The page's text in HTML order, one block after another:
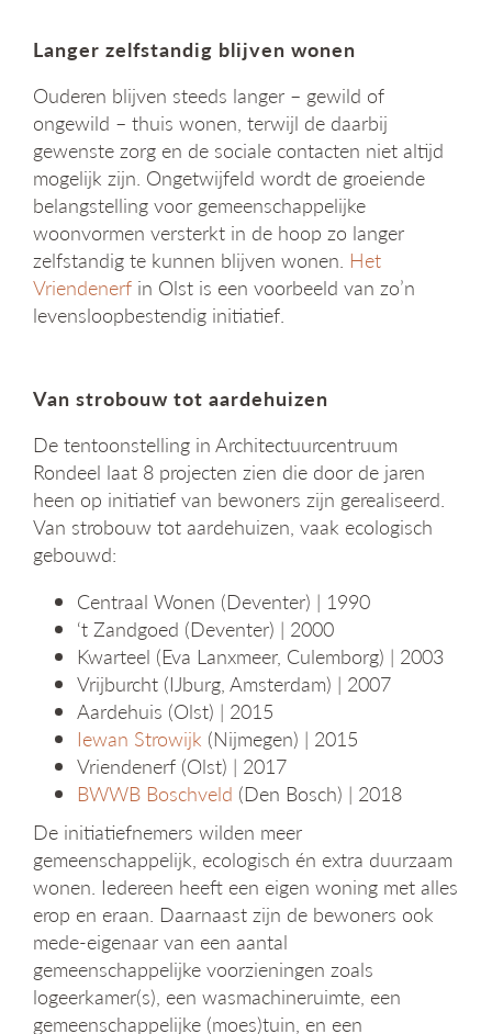
Langer zelfstandig blijven wonen
Ouderen blijven steeds langer – gewild of
ongewild – thuis wonen, terwijl de daarbij
gewenste zorg en de sociale contacten niet altijd
mogelijk zijn. Ongetwijfeld wordt de groeiende
belangstelling voor gemeenschappelijke
woonvormen versterkt in de hoop zo langer
zelfstandig te kunnen blijven wonen. Het
Vriendenerf in Olst is een voorbeeld van zo’n
levensloopbestendig initiatief.
Van strobouw tot aardehuizen
De tentoonstelling in Architectuurcentruum
Rondeel laat 8 projecten zien die door de jaren
heen op initiatief van bewoners zijn gerealiseerd.
Van strobouw tot aardehuizen, vaak ecologisch
gebouwd:
Centraal Wonen (Deventer) | 1990
‘t Zandgoed (Deventer) | 2000
Kwarteel (Eva Lanxmeer, Culemborg) | 2003
Vrijburcht (IJburg, Amsterdam) | 2007
Aardehuis (Olst) | 2015
Iewan Strowijk (Nijmegen) | 2015
Vriendenerf (Olst) | 2017
BWWB Boschveld (Den Bosch) | 2018
De initiatiefnemers wilden meer
gemeenschappelijk, ecologisch én extra duurzaam
wonen. Iedereen heeft een eigen woning met alles
erop en eraan. Daarnaast zijn de bewoners ook
mede-eigenaar van een aantal
gemeenschappelijke voorzieningen zoals
logeerkamer(s), een wasmachineruimte, een
gemeenschappelijke (moes)tuin, en een